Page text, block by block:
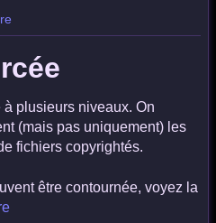
plusieurs niveaux. On
(mais pas uniquement) les
fichiers copyrightés.
être contournée, voyez la